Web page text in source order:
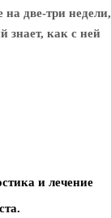
на две-три недели,
знает, как с ней
и лечение